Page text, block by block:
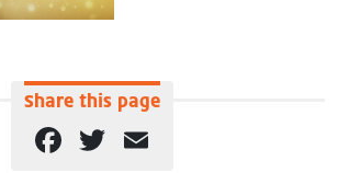
Share this page
Facebook
Twitter